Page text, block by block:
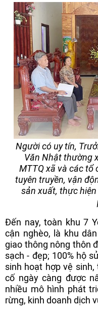
Người có uy tín,
Văn Nhật thường
MTTQ xã và các tổ
tuyên truyền, vận
sản xuất, thực
Đến nay, toàn khu 7
cận nghèo, là khu
giao thông nông thôn
sạch - đẹp; 100% hộ
sinh hoạt hợp vệ
cố ngày càng được
nhiều mô hình phát
rừng, kinh doanh dịch